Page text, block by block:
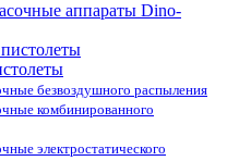
аппараты Dino-
безвоздушного распыления
комбинированного
электростатического